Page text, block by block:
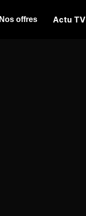
Nos offres Actu TV